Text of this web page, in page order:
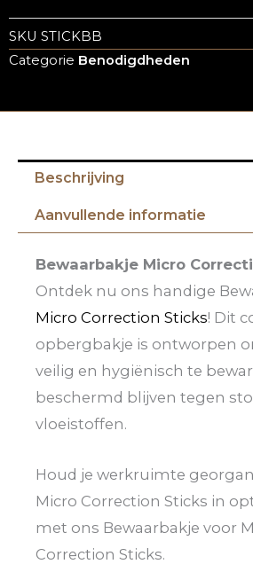
SKU STICKBB
Categorie Benodigdheden
Beschrijving
Aanvullende informatie
Bewaarbakje Micro
Ontdek nu ons handige
Micro Correction Sticks! Dit
opbergbakje is ontworpen
veilig en hygiënisch te
beschermd blijven tegen
vloeistoffen.
Houd je werkruimte
Micro Correction Sticks in
met ons Bewaarbakje voor
Correction Sticks.